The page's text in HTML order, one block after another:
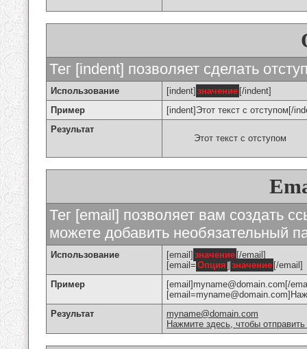
Тег [indent] позволяет сделать
Использование [indent] значение [/indent]
Пример
[indent]Этот текст с отступом[/
Результат
Этот текст с отступом
Тег [email] позволяет вам создать
можете добавить необязательный
Использование [email] значение [/email]
[email= Опция ] значение [/email]
Пример
[email]myname@domain.com[/
Результат
myname@domain.com
Нажмите здесь, чтобы